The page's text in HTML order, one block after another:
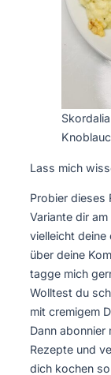
Lass mich
Probier dieses
Variante dir
vielleicht deine
über deine
tagge mich
Wolltest du
mit cremigem
Dann abonnier
Rezepte und
dich kochen